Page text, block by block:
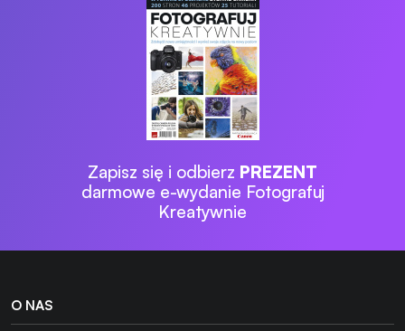
Zapisz się i odbierz PREZENT
darmowe e-wydanie Fotografuj
Kreatywnie
O NAS